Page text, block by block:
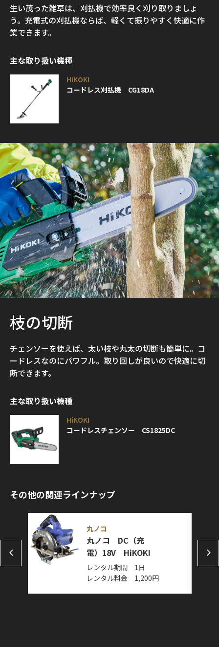
生い茂った雑草は、刈払機で効率良く刈り取りましょ
う。充電式の刈払機ならば、軽くて振りやすく快適に作
業できます。
主な取り扱い機種
HiKOKI
コードレス刈払機 CG18DA
枝の切断
チェンソーを使えば、太い枝や丸太の切断も簡単に。コ
ードレスなのにパワフル。取り回しが良いので快適に切
断できます。
主な取り扱い機種
HiKOKI
コードレスチェンソー CS1825DC
その他の関連ラインナップ
丸ノコ
丸ノコ DC（充
電）18V HiKOKI
レンタル期間 1日
レンタル料金 1,200円